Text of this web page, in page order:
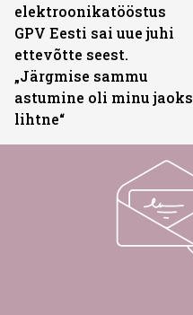
elektroonikatööstus
GPV Eesti sai uue juhi
ettevõtte seest.
„Järgmise sammu
astumine oli minu jaoks
lihtne“